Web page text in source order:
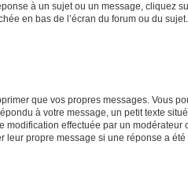
à un sujet ou un message, cliquez
en bas de l’écran du forum ou du
que vos propres messages. Vous
à votre message, un petit texte
modification effectuée par un
leur propre message si une réponse a